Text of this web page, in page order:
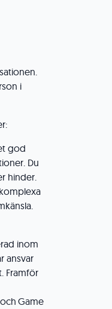
i
god
Du
hinder.
inom
ansvar
Framför
Game